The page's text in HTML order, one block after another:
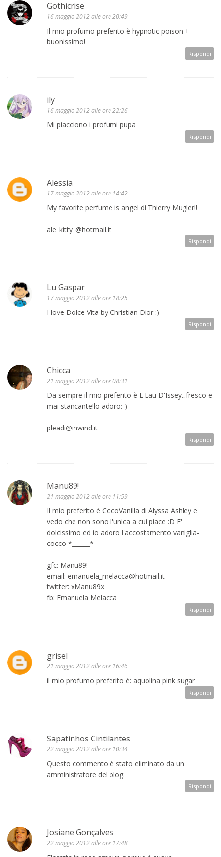
Gothicrise
16 maggio 2012 alle ore 20:49
Il mio profumo preferito è hypnotic poison +
buonissimo!
Rispondi
ily
16 maggio 2012 alle ore 22:26
Mi piacciono i profumi pupa
Rispondi
Alessia
17 maggio 2012 alle ore 14:42
My favorite perfume is angel di Thierry Mugler!!
ale_kitty_@hotmail.it
Rispondi
Lu Gaspar
17 maggio 2012 alle ore 18:25
I love Dolce Vita by Christian Dior :)
Rispondi
Chicca
21 maggio 2012 alle ore 08:31
Da sempre il mio preferito è L'Eau D'Issey...fresco e
mai stancante!lo adoro:-)
pleadi@inwind.it
Rispondi
Manu89!
21 maggio 2012 alle ore 11:59
Il mio preferito è CocoVanilla di Alyssa Ashley e
vedo che non sono l'unica a cui piace :D E'
dolcissimo ed io adoro l'accostamento vaniglia-
cocco *______*
gfc: Manu89!
email: emanuela_melacca@hotmail.it
twitter: xManu89x
fb: Emanuela Melacca
Rispondi
grisel
21 maggio 2012 alle ore 16:46
il mio profumo preferito é: aquolina pink sugar
Rispondi
Sapatinhos Cintilantes
22 maggio 2012 alle ore 10:34
Questo commento è stato eliminato da un
amministratore del blog.
Rispondi
Josiane Gonçalves
22 maggio 2012 alle ore 17:48